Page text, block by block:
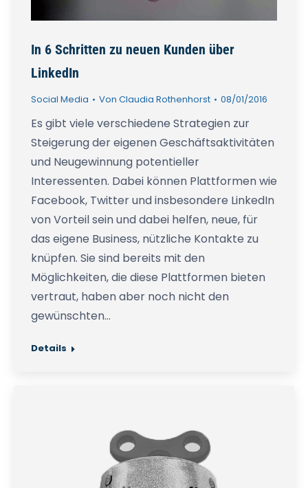
In 6 Schritten zu neuen Kunden über
LinkedIn
Social Media Von Claudia Rothenhorst 08/01/2016
Es gibt viele verschiedene Strategien zur
Steigerung der eigenen Geschäftsaktivitäten
und Neugewinnung potentieller
Interessenten. Dabei können Plattformen wie
Facebook, Twitter und insbesondere LinkedIn
von Vorteil sein und dabei helfen, neue, für
das eigene Business, nützliche Kontakte zu
knüpfen. Sie sind bereits mit den
Möglichkeiten, die diese Plattformen bieten
vertraut, haben aber noch nicht den
gewünschten…
Details